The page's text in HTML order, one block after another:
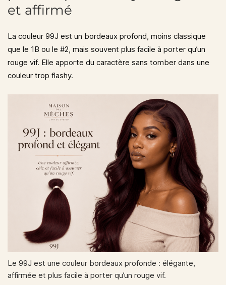
et affirmé
La couleur 99J est un bordeaux profond, moins classique
que le 1B ou le #2, mais souvent plus facile à porter qu’un
rouge vif. Elle apporte du caractère sans tomber dans une
couleur trop flashy.
Le 99J est une couleur bordeaux profonde : élégante,
affirmée et plus facile à porter qu’un rouge vif.